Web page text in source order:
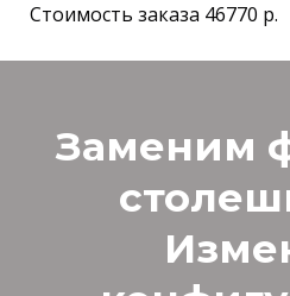
Стоимость заказа 46770 р.
Заменим